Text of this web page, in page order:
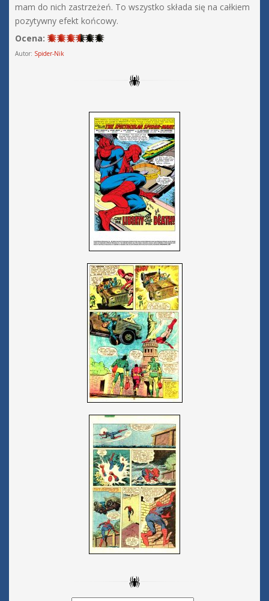
mam do nich zastrzeżeń. To wszystko składa się na całkiem
pozytywny efekt końcowy.
Ocena:
Autor: Spider-Nik